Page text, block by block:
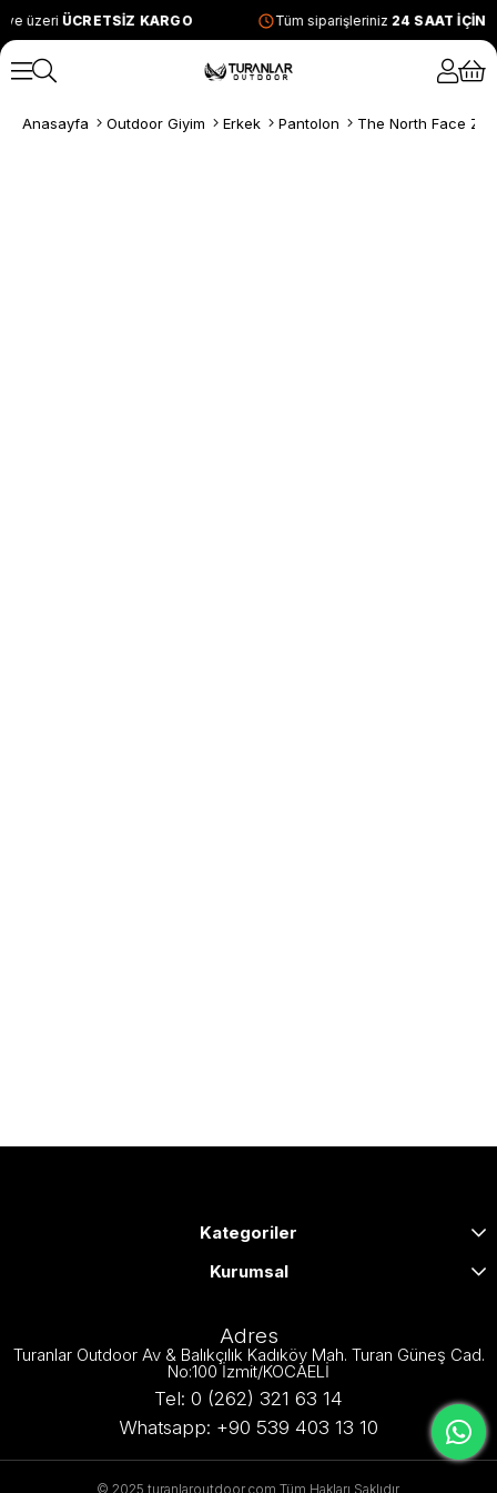
ve üzeri ÜCRETSİZ KARGO Tüm siparişleriniz 24 SAAT
Anasayfa Outdoor Giyim Erkek Pantolon The North Face
Kategoriler
Kurumsal
Adres
Turanlar Outdoor Av & Balıkçılık Kadıköy Mah. Turan Güneş Cad.
No:100 İzmit/KOCAELİ
Tel: 0 (262) 321 63 14
Whatsapp: +90 539 403 13 10
© 2025 turanlaroutdoor.com Tüm Hakları Saklıdır.